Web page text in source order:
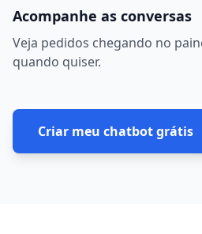
Acompanhe as conversas
Veja pedidos chegando no
quando quiser.
Criar meu chatbot grátis